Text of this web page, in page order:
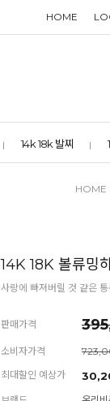
HOME
14k 18k 발찌
HOME
14K 18K 볼류밍
사랑에 빠져버릴 것 같은
판매가격
소비자가격
최대할인 예상가